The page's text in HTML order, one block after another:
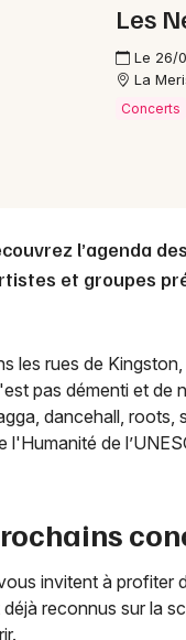
Je
Les
Le 26/
La
Concerts
l’agenda
et groupes
les rues de
pas démenti et de
dancehall, roots,
l'Humanité de
invitent à profiter
reconnus sur la